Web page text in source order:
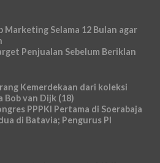
Marketing Selama 12 Bulan agar
Penjualan Sebelum Beriklan
Kemerdekaan dari koleksi
Bob van Dijk (18)
PPPKI Pertama di Soerabaja
di Batavia; Pengurus PI